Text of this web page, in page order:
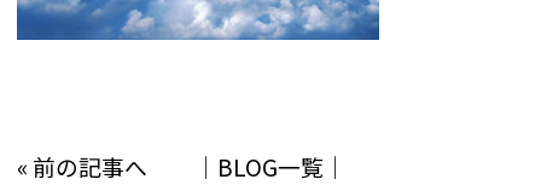
« 前の記事へ │ BLOG一覧 │